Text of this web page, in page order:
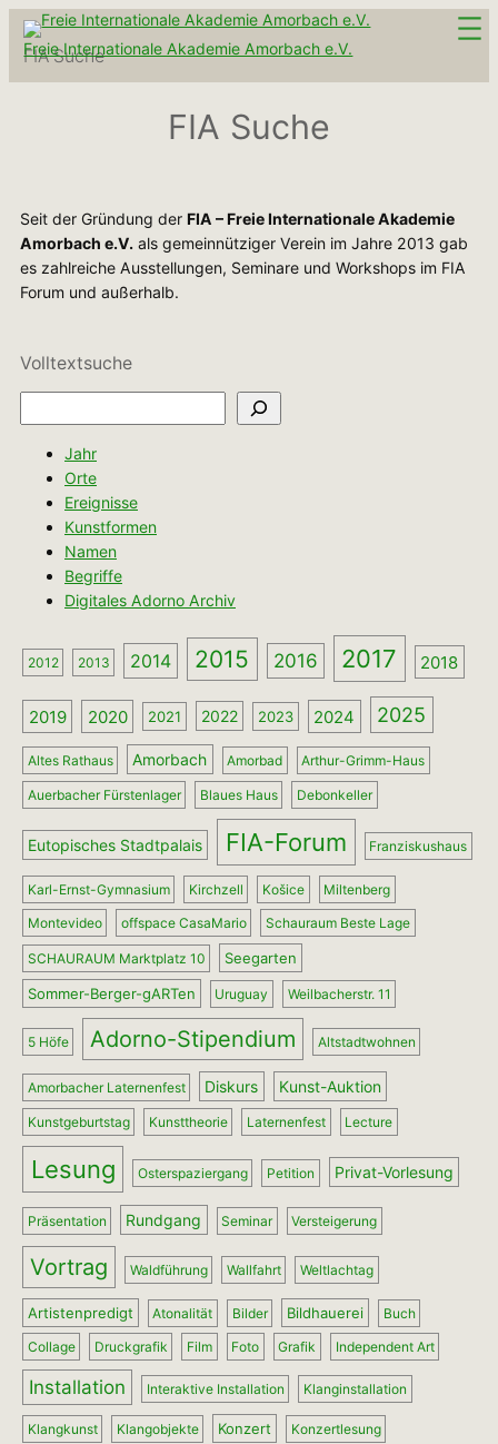
Zum
Inhalt
springen
FIA Suche
Freie Internationale Akademie Amorbach e.V.
FIA Suche
Seit der Gründung der FIA – Freie Internationale Akademie
Amorbach e.V. als gemeinnütziger Verein im Jahre 2013 gab
es zahlreiche Ausstellungen, Seminare und Workshops im FIA
Forum und außerhalb.
Volltextsuche
Jahr
Orte
Ereignisse
Kunstformen
Namen
Begriffe
Digitales Adorno Archiv
2012 2013 2014 2015 2016 2017 2018
2019 2020 2021 2022 2023 2024 2025
Altes Rathaus Amorbach Amorbad Arthur-Grimm-Haus
Auerbacher Fürstenlager Blaues Haus Debonkeller
Eutopisches Stadtpalais FIA-Forum Franziskushaus
Karl-Ernst-Gymnasium Kirchzell Košice
Miltenberg
Montevideo
offspace CasaMario Schauraum Beste Lage
SCHAURAUM Marktplatz 10
Seegarten
Sommer-Berger-gARTen
Uruguay Weilbacherstr. 11
5 Höfe Adorno-Stipendium Altstadtwohnen
Amorbacher Laternenfest Diskurs Kunst-Auktion
Kunstgeburtstag Kunsttheorie Laternenfest Lecture
Lesung Osterspaziergang Petition Privat-Vorlesung
Präsentation Rundgang Seminar Versteigerung
Vortrag Waldführung Wallfahrt Weltlachtag
Artistenpredigt Atonalität Bilder Bildhauerei
Buch
Collage
Druckgrafik Film Foto Grafik Independent Art
Installation Interaktive Installation Klanginstallation
Klangkunst Klangobjekte Konzert Konzertlesung